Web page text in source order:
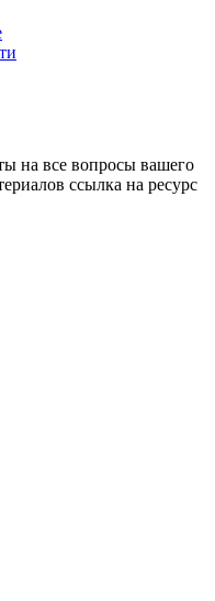
на все вопросы вашего
ссылка на ресурс